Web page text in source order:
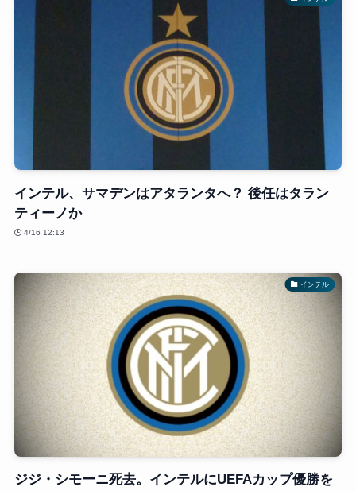
インテル、サマデンはアタランタへ？ 後任はタラン
ティーノか
4/16 12:13
インテル
ジジ・シモーニ死去。インテルにUEFAカップ優勝を